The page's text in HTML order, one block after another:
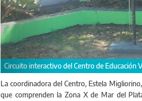
La coordinadora del Centro, Estela
que comprenden la Zona X de Mar del